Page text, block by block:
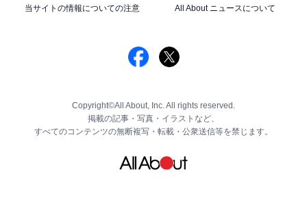
当サイトの情報についての注意
All About ニュースについて
Copyright©All About, Inc. All rights reserved.
掲載の記事・写真・イラストなど、
すべてのコンテンツの無断複写・転載・公衆送信等を禁じます。